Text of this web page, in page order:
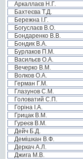
Аркаллаєв Н.Г.
Бахтеєва Т.Д.
Бережна І.Г.
Богуслаєв В.О.
Бондаренко В.В.
Бондик В.А.
Бурлаков П.М.
Васильєв О.А.
Вечерко В.М.
Волков О.А.
Герман Г.М.
Глазунов С.М.
Головатий С.П.
Горіна І.А.
Грицак В.М.
Гуреєв В.М.
Дейч Б.Д.
Демішкан В.Ф.
Деркач А.Л.
Джига М.В.